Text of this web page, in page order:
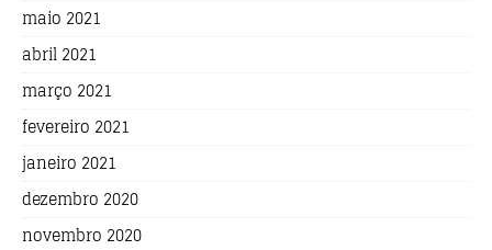
maio 2021
abril 2021
março 2021
fevereiro 2021
janeiro 2021
dezembro 2020
novembro 2020